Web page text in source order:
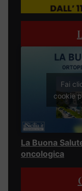
Fai
cookie
La Buona
oncologica